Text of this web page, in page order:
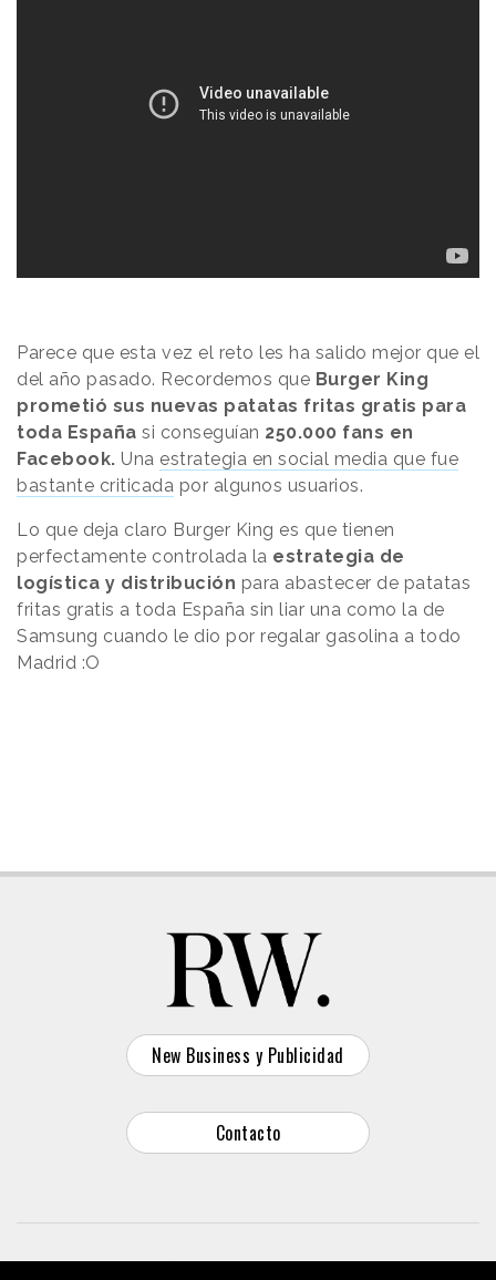
Parece que esta vez el reto les ha salido mejor que el
del año pasado. Recordemos que Burger King
prometió sus nuevas patatas fritas gratis para
toda España si conseguían 250.000 fans en
Facebook. Una estrategia en social media que fue
bastante criticada por algunos usuarios.
Lo que deja claro Burger King es que tienen
perfectamente controlada la estrategia de
logística y distribución para abastecer de patatas
fritas gratis a toda España sin liar una como la de
Samsung cuando le dio por regalar gasolina a todo
Madrid :O
New Business y Publicidad
Contacto
© 2026 Reason Why